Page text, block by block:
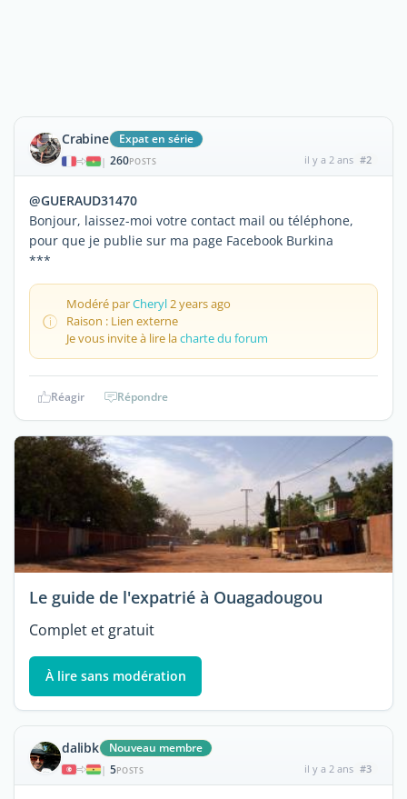
Crabine Expat en série
| 260POSTS il y a 2 ans #2
@GUERAUD31470
Bonjour, laissez-moi votre contact mail ou téléphone,
pour que je publie sur ma page Facebook Burkina
***
Modéré parCheryl2 years ago
Raison : Lien externe
Je vous invite à lire lacharte du forum
Réagir Répondre
Le guide de l'expatrié à Ouagadougou
Complet et gratuit
À lire sans modération
dalibk Nouveau membre
| 5POSTS il y a 2 ans #3